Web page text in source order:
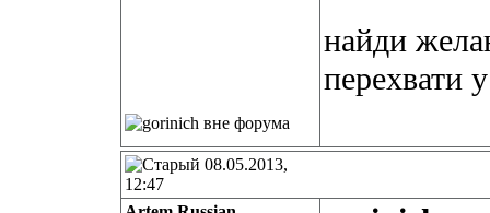
найди
перехвати
08.05.2013,
12:47